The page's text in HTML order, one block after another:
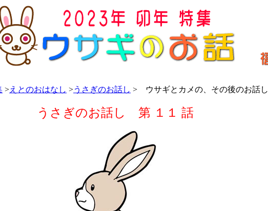
>えとのおはなし >うさぎのお話し > ウサギとカメの、その後のお話し
うさぎのお話し 第 １１ 話